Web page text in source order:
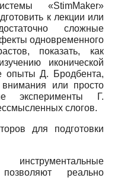
«StimMaker»
к лекции или
сложные
одновременного
показать, как
иконической
опыты Д. Бродбента,
или просто
эксперименты Г.
слогов.
для подготовки
реально